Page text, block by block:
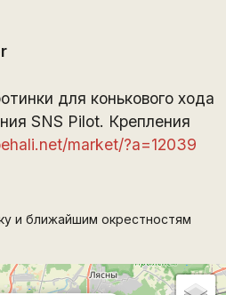
для конькового хода
SNS Pilot. Крепления
market/?a=12039
и ближайшим окрестностям